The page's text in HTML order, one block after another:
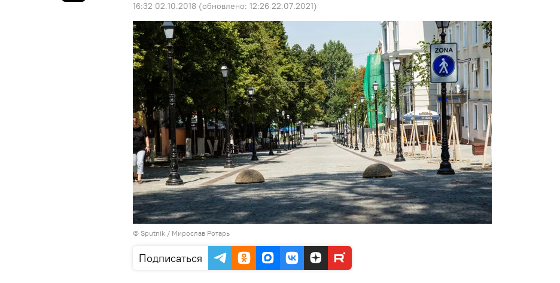
16:32 02.10.2018 (обновлено: 12:26 22.07.2021)
© Sputnik / Мирослав Ротарь
Подписаться